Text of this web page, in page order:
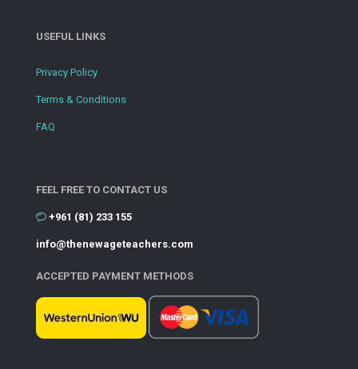
USEFUL LINKS
Privacy Policy
Terms & Conditions
FAQ
FEEL FREE TO CONTACT US
+961 (81) 233 155
info@thenewageteachers.com
ACCEPTED PAYMENT METHODS